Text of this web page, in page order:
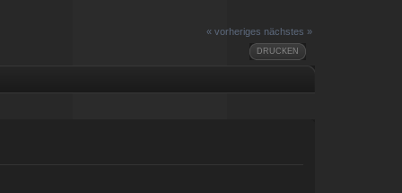
« vorheriges nächstes »
DRUCKEN